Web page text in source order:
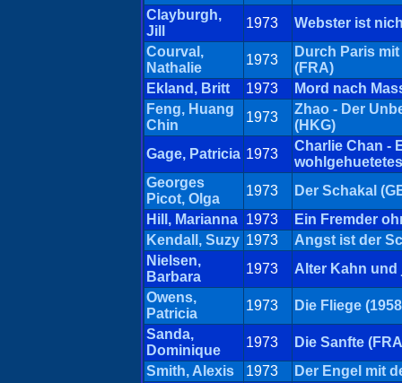
Clayburgh,
Jill
1973
Webster ist
Courval,
Nathalie
1973
Durch Paris
(FRA)
Ekland, Britt
1973
Mord nach
Feng, Huang
Chin
1973
Zhao - Der
(HKG)
Gage, Patricia 1973
Charlie Chan -
Georges
Picot, Olga
1973
Der Schakal
Hill, Marianna 1973
Ein Fremder
Kendall, Suzy 1973
Angst ist der
Nielsen,
Barbara
1973
Alter Kahn und
Owens,
Patricia
1973
Die Fliege
Sanda,
Dominique
1973
Die Sanfte
Smith, Alexis
1973
Der Engel mit